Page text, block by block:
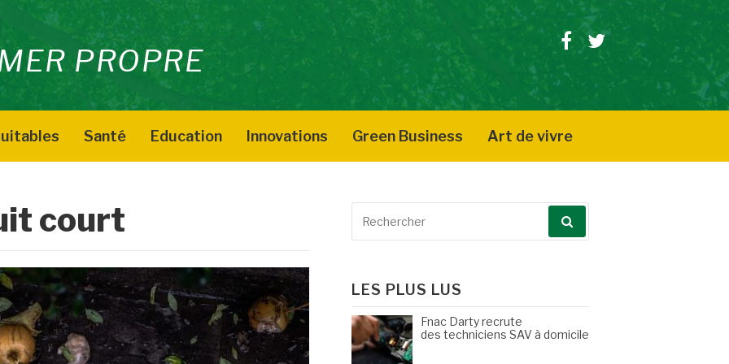
PROPRE
Facebook
Twitter
Santé Education Innovations Green Business Art de vivre
court
LES PLUS LUS
Fnac Darty recrute
des techniciens SAV à domicile